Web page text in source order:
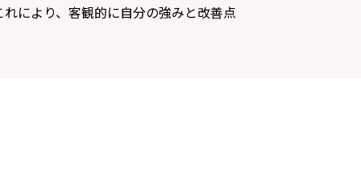
により、客観的に自分の強みと改善点